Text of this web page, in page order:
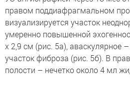
правом поддиафрагмальном
визуализируется участок
умеренно повышенной
х 2,9 см (рис. 5а), аваскулярное
участок фиброза (рис. 5б). В
полости – нечетко около 4 мл